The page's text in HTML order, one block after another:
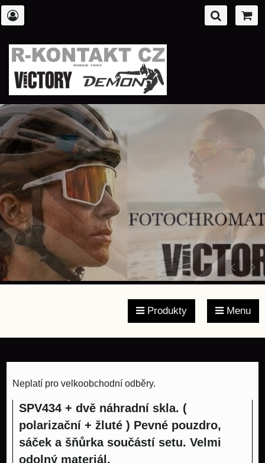
Produkty Menu
Neplatí pro velkoobchodní odběry.
SPV434 + dvě náhradní skla. (
polarizační + žluté ) Pevné pouzdro,
sáček a šňůrka součástí setu. Velmi
odolný materiál.